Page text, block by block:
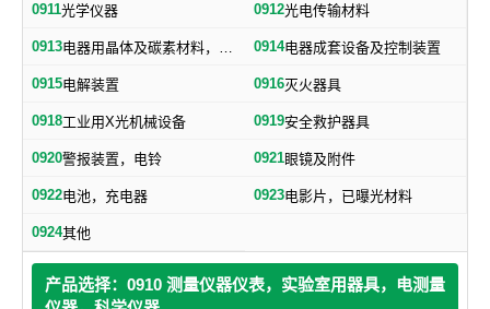
0911光学仪器 0912光电传输材料
0913 电器用晶体及碳素材料，电子、电气通用元件 0914电器成套设备及控制装置
0915电解装置 0916灭火器具
0918工业用X光机械设备 0919安全救护器具
0920警报装置，电铃 0921眼镜及附件
0922电池，充电器 0923电影片，已曝光材料
0924其他
产品选择：0910 测量仪器仪表，实验室用器具，电测量